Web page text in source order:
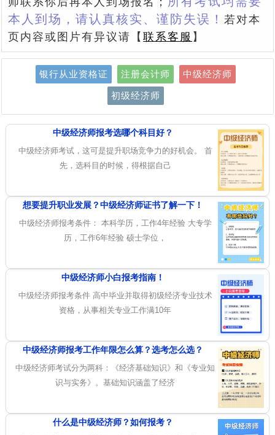
本人到场，请认真核实、谨防失误！ 若对本
页内容或图片有异议请【联系客服 】
银行从业资格证 注册会计师 中级经济师
初级经济师
中级经济师报考选哪个科目好？
中级经济师考试，这可是提升职场竞争力的好机会。 首
先，选科目的时候，得根据自己
想要提升职业发展？中级经济师证书了解一下！
中级经济师报考条件： 本科学历，工作4年经验 大专学
历，工作6年经验 硕士学位，
中级经济师小白报考指南！
中级经济师报考条件 高中毕业并取得初级经济专业技术
资格，从事相关专业工作满10年
中级经济师报考工作年限怎么算？选考怎么选？
中级经济师考试分为两科：《经济基础知识》和《专业知
识与实务》。基础知识涵盖了经济
什么是中级经济师？如何报考？